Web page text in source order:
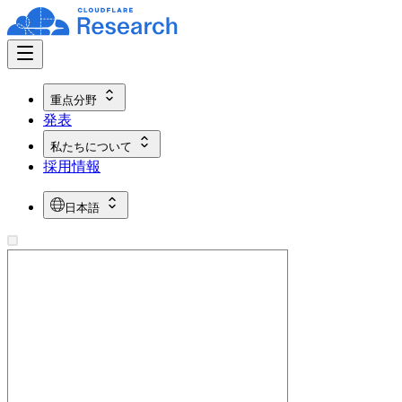
重点分野
発表
私たちについて
採用情報
日本語